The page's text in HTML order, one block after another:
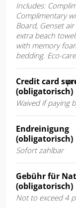
Includes:
Complimentary
Board, Genset
extra beach
with memory
bedding. Eco-
Credit card
(obligatorisch)
Waived if paying
Endreinigung
(obligatorisch)
Sofort zahlbar
Gebühr für
(obligatorisch)
Not to exceed 4